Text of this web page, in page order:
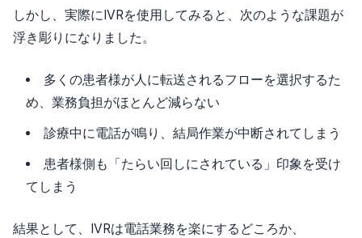
しかし、実際にIVRを使用してみると、次のような課題が
浮き彫りになりました。
多くの患者様が人に転送されるフローを選択するた
め、業務負担がほとんど減らない
診療中に電話が鳴り、結局作業が中断されてしまう
患者様側も「たらい回しにされている」印象を受け
てしまう
結果として、IVRは電話業務を楽にするどころか、